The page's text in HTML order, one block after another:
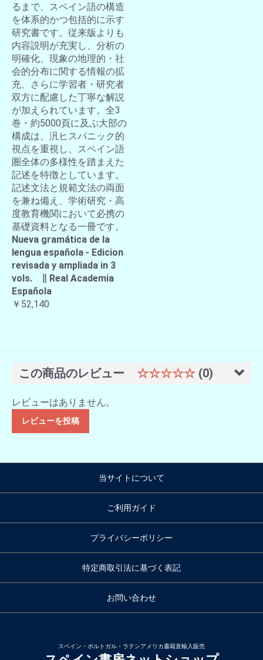
るまで、スペイン語の構造
を体系的かつ包括的に示す
研究書です。従来版よりも
内容説明が充実し、分析の
明確化、現象の地理的・社
会的分布に関する情報の拡
充、さらに学習者・研究者
双方に配慮した丁寧な解説
が加えられています。全3
巻・約5000頁に及ぶ大部の
構成は、汎ヒスパニック的
視点を重視し、スペイン語
圏全体の多様性を踏まえた
記述を特徴としています。
記述文法と規範文法の両面
を兼ね備え、学術研究・高
度教育機関において必携の
基礎資料となる一冊です。
Nueva gramática de la
lengua española - Edicion
revisada y ampliada in 3
vols. ∥ Real Academia
Española
￥52,140
この商品のレビュー ☆☆☆☆☆ (0)
レビューはありません。
レビューを投稿
当サイトについて
ご利用ガイド
プライバシーポリシー
特定商取引法に基づく表記
お問い合わせ
スペイン・ポルトガル・ラテンアメリカ書籍直輸入販売